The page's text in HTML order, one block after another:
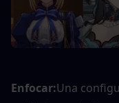
Enfocar:Una